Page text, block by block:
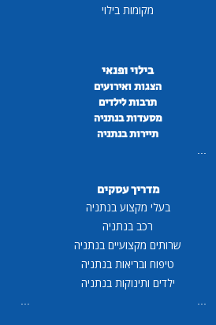
מקומות בילוי
בילוי ופנאי
הצגות ואירועים
תרבות לילדים
מסעדות בנתניה
תיירות בנתניה
...
מדריך עסקים
בעלי מקצוע בנתניה
רכב בנתניה
שרותים מקצועיים בנתניה
טיפוח ובריאות בנתניה
ילדים ותינוקות בנתניה
...
...